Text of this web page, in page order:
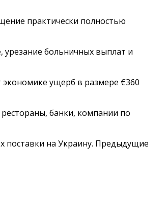
практически полностью
больничных выплат и
экономике ущерб в размере €360
банки, компании по
поставки на Украину. Предыдущие